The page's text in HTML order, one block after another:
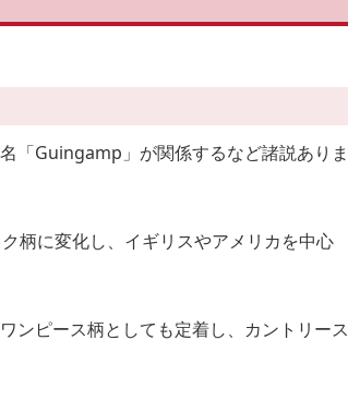
「Guingamp」が関係するなど諸説ありま
柄に変化し、イギリスやアメリカを中心
ンピース柄としても定着し、カントリース